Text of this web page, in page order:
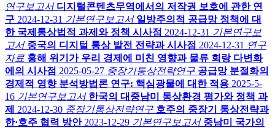
연구보고서 디지털콘텐츠무역에서의 저작권 보호에 관한 연
구 2024-12-31 기본연구보고서 일방주의적 공급망 정책에 대
한 국제통상법적 과제와 정책 시사점 2024-12-31 기본연구보
고서 중국의 디지털 통상 발전 전략과 시사점 2024-12-31 연구
자료 홍해 위기가 우리 경제에 미친 영향과 물류 회랑 다변화
에의 시사점 2025-05-27 중장기통상전략연구 공급망 분절화의
경제적 영향 분석방법론 연구: 핵심광물에 대한 적용 2025-5-
16 기본연구보고서 한국의 대중남미 통상환경 평가와 정책 과
제
2024-12-30 중장기통상전략연구 호주의 중장기 통상전략과
한·호주 협력 방안 2023-12-29 기본연구보고서 중남미 국가의